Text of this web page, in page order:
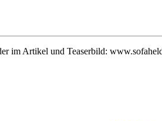
im Artikel und Teaserbild: